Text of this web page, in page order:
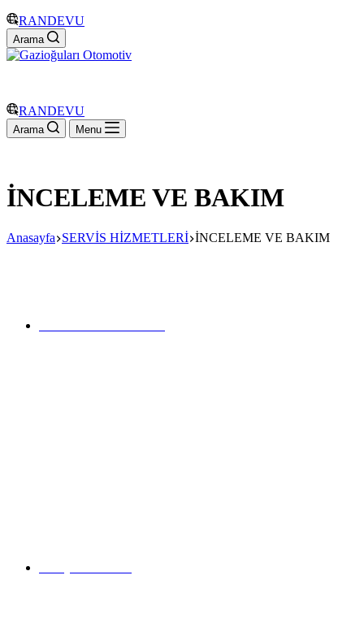
RANDEVU
Arama
RANDEVU
Arama Menu
İNCELEME VE BAKIM
Anasayfa SERVİS HİZMETLERİ İNCELEME VE BAKIM